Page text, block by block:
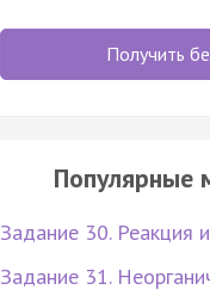
Получить
Популярные
Задание 30. Реакция
Задание 31.